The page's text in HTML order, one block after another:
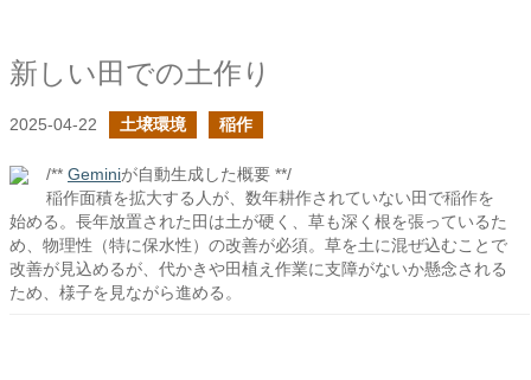
新しい田での土作り
2025-04-22 土壌環境 稲作
/** Geminiが自動生成した概要 **/
稲作面積を拡大する人が、数年耕作されていない田で稲作を
始める。長年放置された田は土が硬く、草も深く根を張っているた
め、物理性（特に保水性）の改善が必須。草を土に混ぜ込むことで
改善が見込めるが、代かきや田植え作業に支障がないか懸念される
ため、様子を見ながら進める。